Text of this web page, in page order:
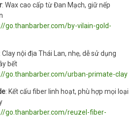
: Wax cao cấp từ Đan Mạch, giữ nếp
go.thanbarber.com/by-vilain-gold-
: Clay nội địa Thái Lan, nhẹ, dễ sử dụng
bết
go.thanbarber.com/urban-primate-clay
: Kết cấu fiber linh hoạt, phù hợp mọi loại
go.thanbarber.com/reuzel-fiber-